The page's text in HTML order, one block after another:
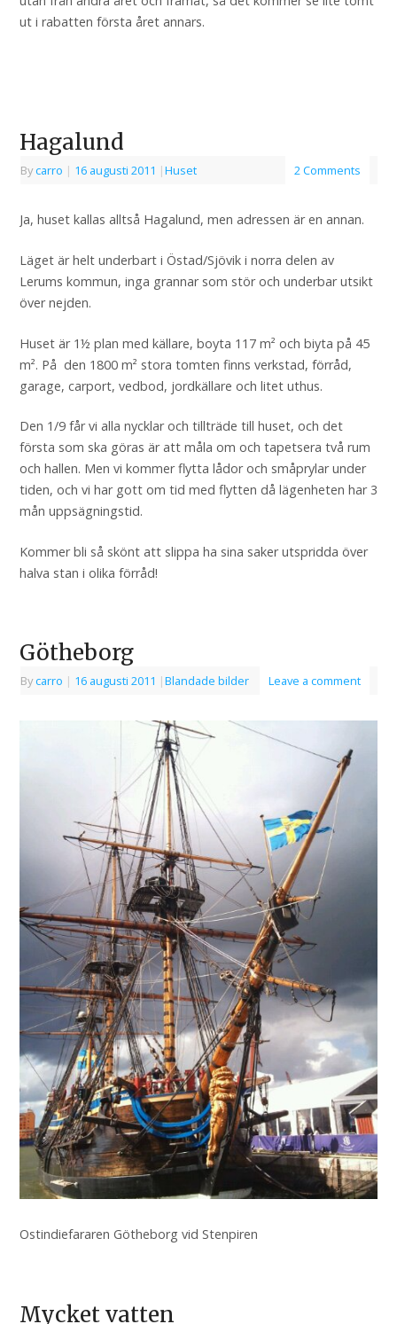
ut i rabatten första året annars.
Hagalund
Bycarro | 16 augusti 2011 |Huset 2 Comments
Ja, huset kallas alltså Hagalund, men adressen är en annan.
Läget är helt underbart i Östad/Sjövik i norra delen av
Lerums kommun, inga grannar som stör och underbar utsikt
över nejden.
Huset är 1½ plan med källare, boyta 117 m² och biyta på 45
m². På den 1800 m² stora tomten finns verkstad, förråd,
garage, carport, vedbod, jordkällare och litet uthus.
Den 1/9 får vi alla nycklar och tillträde till huset, och det
första som ska göras är att måla om och tapetsera två rum
och hallen. Men vi kommer flytta lådor och småprylar under
tiden, och vi har gott om tid med flytten då lägenheten har 3
mån uppsägningstid.
Kommer bli så skönt att slippa ha sina saker utspridda över
halva stan i olika förråd!
Götheborg
Bycarro | 16 augusti 2011 |Blandade bilder Leave a comment
Ostindiefararen Götheborg vid Stenpiren
Mycket vatten